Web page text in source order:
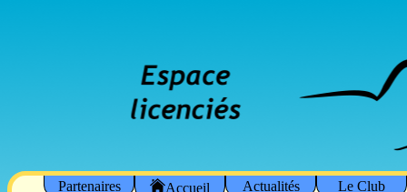
Partenaires Accueil Actualités Le Club